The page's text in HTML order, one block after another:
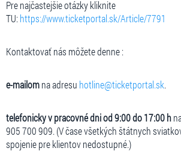
Pre najčastejšie otázky kliknite
TU: https://www.ticketportal.sk/Article/7791
Kontaktovať nás môžete denne :
e-mailomna adresu hotline@ticketportal.sk.
telefonicky v pracovné dni od 9:00 do 17:00 h
905 700 909. (V čase všetkých štátnych
spojenie pre klientov nedostupné.)